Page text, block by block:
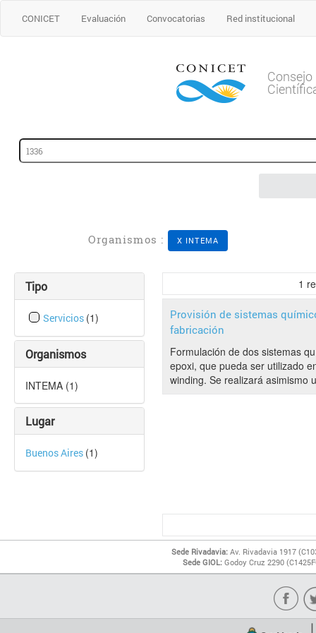
CONICET Evaluación Convocatorias Red institucional
Organismos : X INTEMA
Tipo
Servicios (1)
Organismos
INTEMA (1)
Lugar
Buenos Aires (1)
1
Provisión de sistemas
fabricación
Formulación de dos sistemas
epoxi, que pueda ser utilizado
winding. Se realizará asimismo
Sede Rivadavia: Av. Rivadavia 1917
Sede GIOL: Godoy Cruz 2290